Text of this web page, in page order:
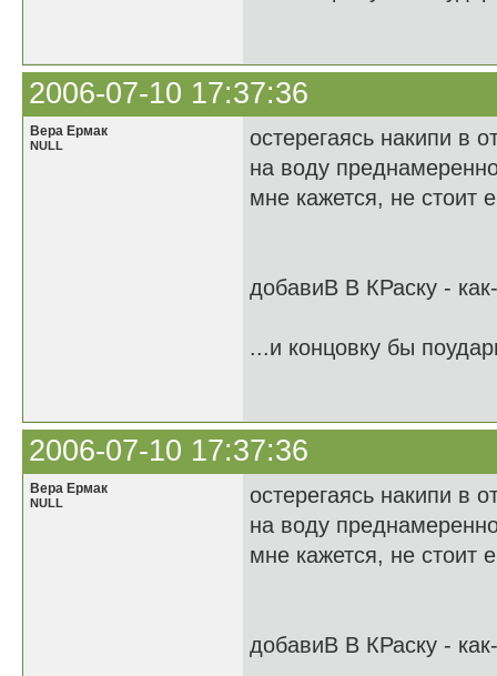
2006-07-10 17:37:36
Вера Ермак
NULL
остерегаясь накипи в
на воду
мне кажется, не стоит
добавиВ В КРаску -
...и концовку бы
2006-07-10 17:37:36
Вера Ермак
NULL
остерегаясь накипи в
на воду
мне кажется, не стоит
добавиВ В КРаску -